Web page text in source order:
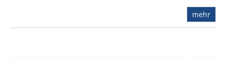
mehr